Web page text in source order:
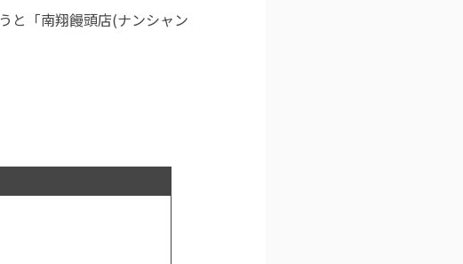
と「南翔饅頭店(ナンシャン